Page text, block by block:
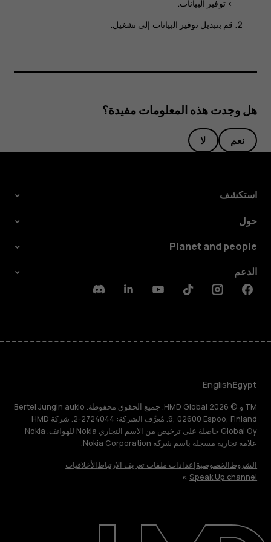
>توفير البيانات.
قم بتبديلتوفير البيانات إلىتشغيل.
هل وجدت هذه المعلومات مفيدة؟
نعم لا
استكشف
حول
Planet and people
الدعم
Facebook
Instagram
Tiktok
Youtube
Linkedin
Discord
Egypt
English
TM و © 2026 HMD Global. جميع الحقوق محفوظة. Bertel Jungin aukio
9, 02600 Espoo, Finland. مُعرِّف الشركة: 2724044-2. شركة HMD
Global Oy حاصلة على ترخيص من الاسم التجاري Nokia للهواتف. Nokia
علامة تجارية مسجلة باسم شركة Nokia Corporation.
الشروطالخصوصيةإعدادات ملفات تعريف الارتباطالأخلاقيات
Speak Up channel